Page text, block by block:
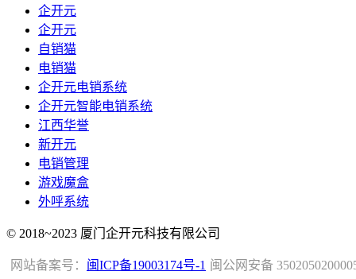
企开元
企开元
自销猫
电销猫
企开元电销系统
企开元智能电销系统
江西华誉
新开元
电销管理
游戏魔盒
外呼系统
© 2018~2023 厦门企开元科技有限公司
闽公网安备
网站备案号： 闽ICP备19003174号-1